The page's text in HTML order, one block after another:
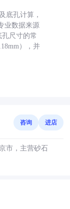
底孔计算，
业数据来源
孔尺寸的常
），并
咨询 进店
市，主营砂石